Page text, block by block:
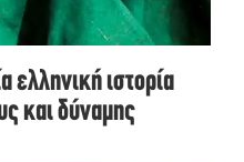
ιστορία
και δύναμης